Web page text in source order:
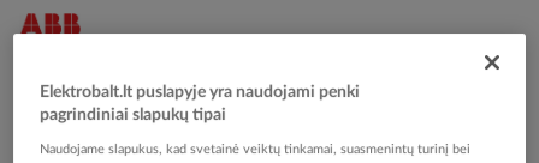
beginning
of
images
gallery
028342
EAN kodas
Gamintojo prekės kodas
Elektrobalt.lt puslapyje yra naudojami penki
pagrindiniai slapukų tipai
Naudojame slapukus, kad svetainė veiktų tinkamai, suasmenintų turinį bei